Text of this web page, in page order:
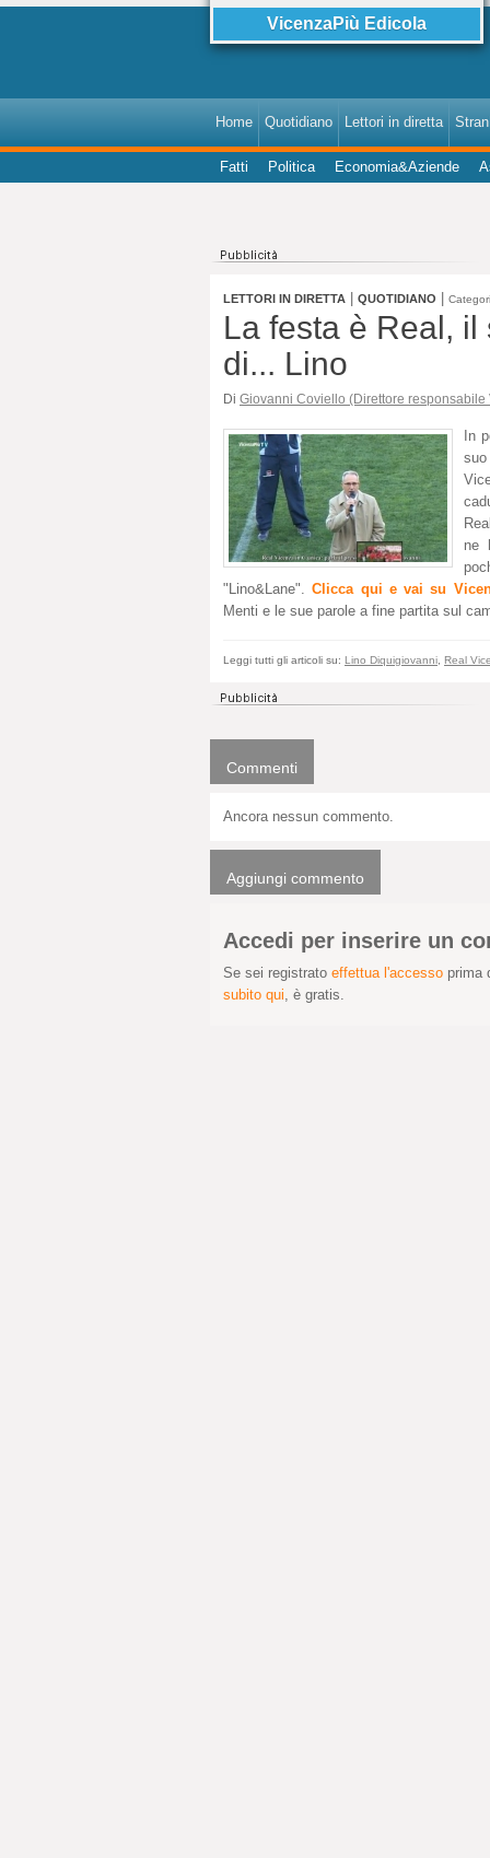
VicenzaPiù Edicola
Home Quotidiano Lettori in diretta
Fatti Politica Economia&Aziende
LETTORI IN DIRETTA QUOTIDIANO
La festa è Real,
di... Lino
Di Giovanni Coviello (Direttore responsabile
In
ne
"Lino&Lane".Clicca qui e vai su
Menti e le sue parole a fine partita sul
Leggi tutti gli articoli su: Lino Diquigiovanni Real
Commenti
Ancora nessun commento.
Aggiungi commento
Accedi per inserire un
Se sei registrato effettua l'accesso prima
subito qui, è gratis.